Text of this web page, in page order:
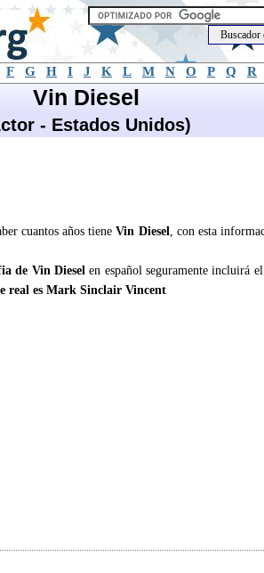
F G H I J K L M N O P Q R
Vin Diesel
- Estados Unidos)
cuantos años tieneVin Diesel, con esta
de Vin Diesel en español seguramente incluirá
real es Mark Sinclair Vincent